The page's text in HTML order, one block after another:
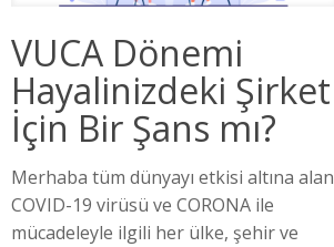
VUCA Dönemi
Hayalinizdeki Şirket
İçin Bir Şans mı?
Merhaba tüm dünyayı etkisi altına alan
COVID-19 virüsü ve CORONA ile
mücadeleyle ilgili her ülke, şehir ve